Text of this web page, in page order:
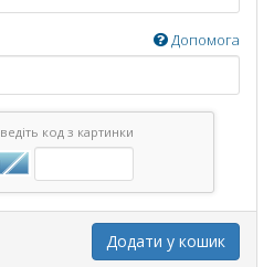
Допомога
код з картинки
Додати у кошик